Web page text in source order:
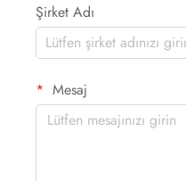
Şirket Adı
Mesaj